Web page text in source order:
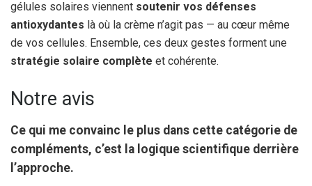
gélules solaires viennent soutenir vos défenses
antioxydantes là où la crème n’agit pas — au cœur même
de vos cellules. Ensemble, ces deux gestes forment une
stratégie solaire complète et cohérente.
Notre avis
Ce qui me convainc le plus dans cette catégorie de
compléments, c’est la logique scientifique derrière
l’approche.